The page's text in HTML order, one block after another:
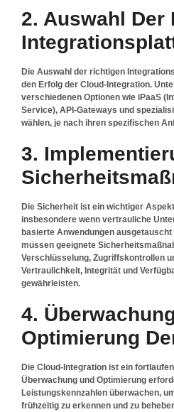
2. Auswahl Der
Die Auswahl der richtigen
den Erfolg der Cloud-Integration.
verschiedenen Optionen wie iPaaS
Service), API-Gateways und
wählen, je nach ihren spezifischen
3.
Die Sicherheit ist ein wichtiger
insbesondere wenn vertrauliche
basierte Anwendungen
müssen geeignete
Verschlüsselung, Zugriffskontrollen
Vertraulichkeit, Integrität und
gewährleisten.
4.
Optimierung
Die Cloud-Integration ist ein
Überwachung und Optimierung
Leistungskennzahlen überwachen,
frühzeitig zu erkennen und zu